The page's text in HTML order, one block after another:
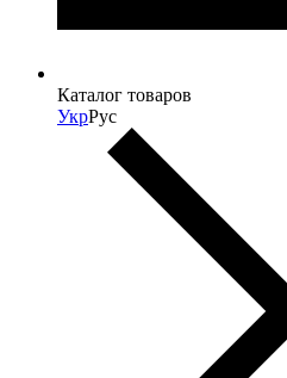
Каталог товаров
УкрРус